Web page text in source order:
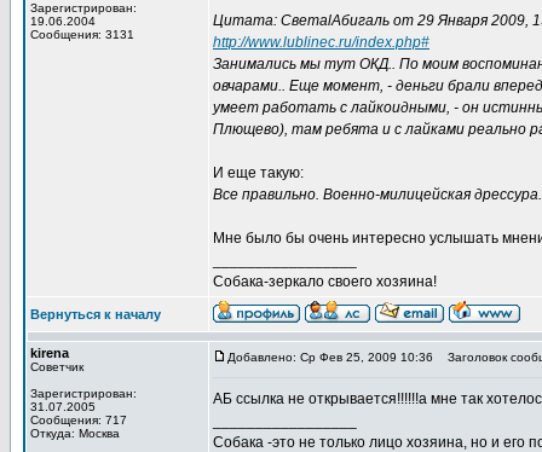
Зарегистрирован:
19.06.2004
Сообщения: 3131
Цитата: СветаlАбигаль от 29 Января 2009,
http://www.lublinec.ru/index.php#
Занимались мы тут ОКД.. По моим
овчарами.. Еще момент, - деньги брали
умеет работать с лайкоидными, - он
Плющево), там ребята и с лайками реально
И еще такую:
Все правильно. Военно-милицейская
Мне было бы очень интересно услышать
Собака-зеркало своего хозяина!
Вернуться к началу
kirena
Советчик
Зарегистрирован:
31.07.2005
Сообщения: 717
Откуда: Москва
Добавлено: Ср Фев 25, 2009 10:36 Заголовок
АБ ссылка не открывается!!!!!!а мне так
Собака -это не только лицо хозяина, но и его